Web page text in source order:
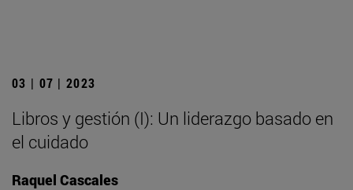
03 | 07 | 2023
Libros y gestión (I): Un liderazgo basado en
el cuidado
Raquel Cascales